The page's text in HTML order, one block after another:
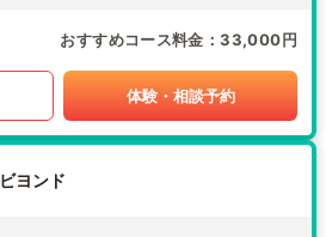
おすすめコース料金 33,000円
体験・相談予約
ビヨンド